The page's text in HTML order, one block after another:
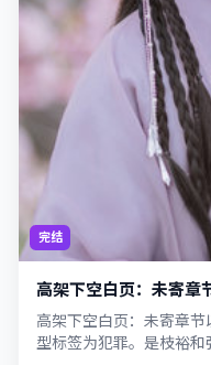
完结
高架下空白页：未寄章
高架下空白页：未寄章
型标签为犯罪。是枝裕和